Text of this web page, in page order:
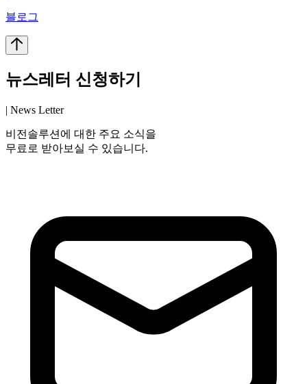
블로그
뉴스레터 신청하기
| News Letter
비전솔루션에 대한 주요 소식을
무료로 받아보실 수 있습니다.